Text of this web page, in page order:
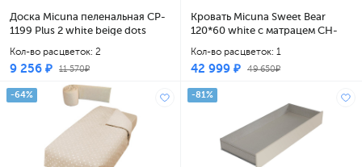
Доска Micuna пеленальная CP-
1199 Plus 2 white beige dots
Кол-во расцветок: 2
9 256 ₽ 11 570₽
Кровать Micuna Sweet Bear
120*60 white с матрацем CH-
Кол-во расцветок: 1
42 999 ₽ 49 650₽
-64% -81%